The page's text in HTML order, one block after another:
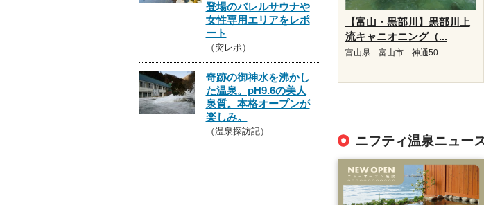
【富山・黒部川】黒部川上
流キャニオニング（...
富山県 富山市 神通50
ニフティ温泉ニュー
登場のバレルサウナや
女性専用エリアをレポ
ート
（突レポ）
奇跡の御神水を沸かし
た温泉。pH9.6の美人
泉質。本格オープンが
楽しみ。
（温泉探訪記）